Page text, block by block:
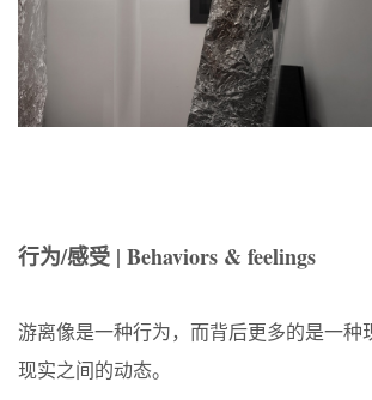
行为/感受 | Behaviors & feelings
游离像是一种行为，而背后更多的是一种
现实之间的动态。